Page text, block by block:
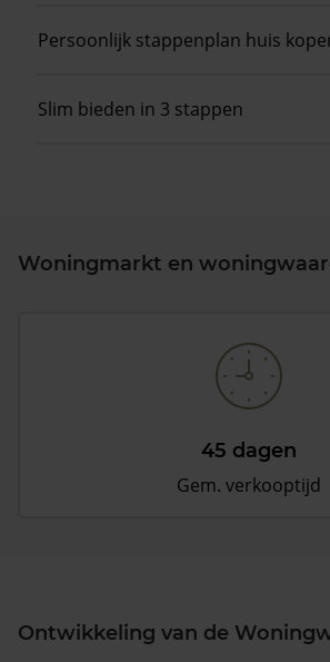
Persoonlijk stappenplan huis
Slim bieden in 3 stappen
Woningmarkt en
45 dagen
Gem. verkooptijd
Ontwikkeling van de